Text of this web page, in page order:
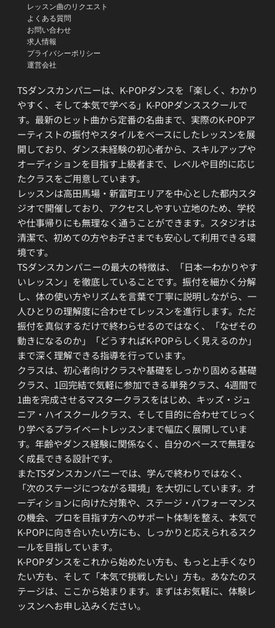
TSダンスカンパニーは、K-POPダンスを「楽しく、わかり
やすく、そして本気で学べる」K-POPダンススクールで
す。最新のヒット曲から定番の名曲まで、実際のK-POPア
ーティストの振付やスタイルをベースにしたレッスンを展
開しており、ダンス未経験の初心者から、スキルアップや
オーディションを目指す上級者まで、レベルや目的に応じ
たクラスをご用意しています。
レッスンは高田馬場・新富町エリアを中心とした都内スタ
ジオで開催しており、アクセスしやすい立地のため、学校
や仕事帰りにも無理なく通うことができます。スタジオは
清潔で、初めての方やお子さまでも安心して利用できる環
境です。
TSダンスカンパニーの最大の特徴は、「日本一わかりやす
いレッスン」を徹底していることです。振付を細かく分解
し、体の使い方やリズムを言葉で丁寧に説明しながら、一
人ひとりの理解度に合わせてレッスンを進行します。ただ
振付を真似するだけで終わらせるのではなく、「なぜその
動きになるのか」「どうすればK-POPらしく見えるのか」
まで深く理解できる指導を行っています。
クラスは、初心者向けクラスや基礎をしっかり固める基礎
クラス、1回完結で気軽に参加できる単発クラス、4週間で
1曲を完成させるマスタークラスをはじめ、キッズ・ジュ
ニア・ハイスクールクラス、そして目的に合わせてじっく
り学べるプライベートレッスンまで幅広く展開していま
す。年齢やダンス経験に関係なく、自分のペースで無理な
く成長できる設計です。
またTSダンスカンパニーでは、学んで終わりではなく、
「次のステージにつながる環境」を大切にしています。オ
ーディションに向けた対策や、ステージ・パフォーマンス
の機会、プロを目指す方へのサポート体制を整え、本気で
K-POPに向き合いたい方にも、しっかりと応えられるスク
ールを目指しています。
K-POPダンスをこれから始めたい方も、もっと上手くなり
たい方も、そして「本気で挑戦したい」方も。あなたのス
テージは、ここから始まります。まずはお気軽に、体験レ
ッスンへお申し込みください。
レッスン曲のリクエスト
よくある質問
お問い合わせ
求人情報
プライバシーポリシー
運営会社